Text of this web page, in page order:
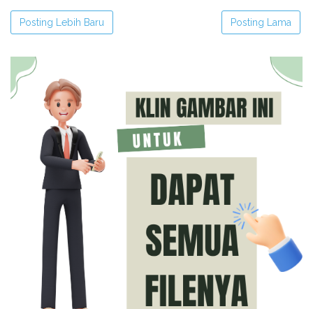
Posting Lebih Baru Posting Lama